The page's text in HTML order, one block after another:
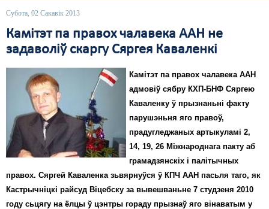
Субота, 02 Сакавік 2013
Камітэт па правох чалавека ААН не
задаволіў скаргу Сяргея Каваленкі
Камітэт па правох чалавека ААН
адмовіў сябру КХП-БНФ Сяргею
Каваленку ў прызнаньні факту
парушэньня яго правоў,
прадугледжаных артыкуламі 2,
14, 19, 26 Міжнароднага пакту аб
грамадзянскіх і палітычных
правох. Сяргей Каваленка зьвярнуўся ў КПЧ ААН пасьля таго, як
Кастрычніцкі райсуд Віцебску за вывешваньне 7 студзеня 2010
году сьцягу на ёлцы ў цэнтры гораду прызнаў яго вінаватым у